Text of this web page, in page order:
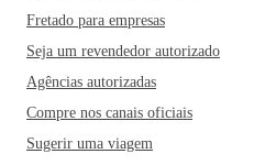
Fretado para empresas
Seja um revendedor autorizado
Agências autorizadas
Compre nos canais oficiais
Sugerir uma viagem